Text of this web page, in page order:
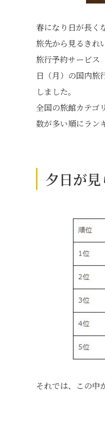
春になり日が長く
旅先から見るきれ
旅行予約サービス
日（月）の国内
しました。
全国の旅館カテゴ
数が多い順にラン
夕日が
それでは、この中